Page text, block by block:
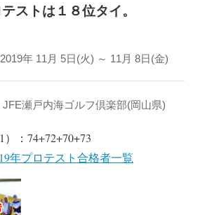
ストは１８位タイ。
2019年 11月 5日(火) ～ 11月 8日(金)
JFE瀬戸内海ゴルフ倶楽部(岡山県)
：74+72+70+73
年プロテスト合格者一覧